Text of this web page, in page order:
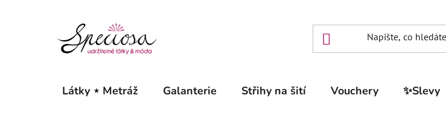
Látky ⋆ Metráž Galanterie Střihy na šití Vouchery ✨Slevy